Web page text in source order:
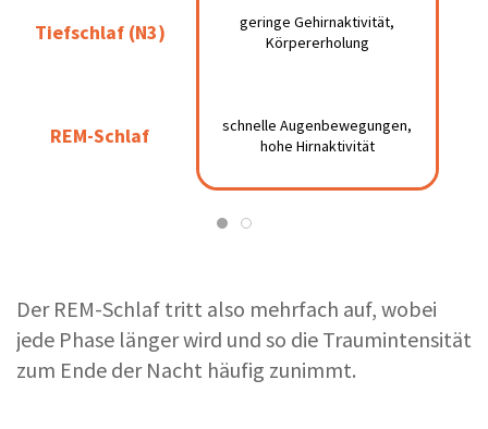
Tiefschlaf (N3)
Gehirnaktivität,
Körpererholung
30–40
REM-Schlaf
schnelle
Augenbewegungen,
10–20
geringe Gehirnaktivität,
Körpererholung
schnelle Augenbewegungen,
hohe Hirnaktivität
Tiefschlaf (N3)
REM-Schlaf
Der REM-Schlaf tritt also mehrfach auf, wobei
jede Phase länger wird und so die Traumintensität
zum Ende der Nacht häufig zunimmt.